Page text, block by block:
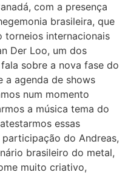
com a presença
brasileira, que
torneios internacionais
Der Loo, um dos
sobre a nova fase do
a agenda de shows
num momento
a música tema do
essas
participação do Andreas,
brasileiro do metal,
muito criativo,